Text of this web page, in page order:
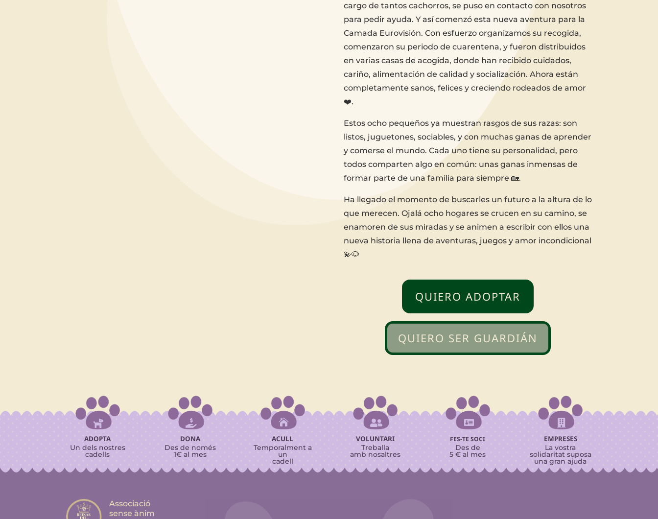
cargo de tantos cachorros, se puso en contacto con nosotros
para pedir ayuda. Y así comenzó esta nueva aventura para la
Camada Eurovisión. Con esfuerzo organizamos su recogida,
comenzaron su periodo de cuarentena, y fueron distribuidos
en varias casas de acogida, donde han recibido cuidados,
cariño, alimentación de calidad y socialización. Ahora están
completamente sanos, felices y creciendo rodeados de amor
❤️.
Estos ocho pequeños ya muestran rasgos de sus razas: son
listos, juguetones, sociables, y con muchas ganas de aprender
y comerse el mundo. Cada uno tiene su personalidad, pero
todos comparten algo en común: unas ganas inmensas de
formar parte de una familia para siempre 🏡.
Ha llegado el momento de buscarles un futuro a la altura de lo
que merecen. Ojalá ocho hogares se crucen en su camino, se
enamoren de sus miradas y se animen a escribir con ellos una
nueva historia llena de aventuras, juegos y amor incondicional
💫🐶
QUIERO ADOPTAR
QUIERO SER GUARDIÁN

ADOPTA
Un dels nostres
cadells

DONA
Des de només
1€ al mes

ACULL
Temporalment a
un
cadell

VOLUNTARI
Treballa
amb nosaltres

FES-TE SOCI
Des de
5 € al mes

EMPRESES
La vostra
solidaritat suposa
una gran ajuda
Associació
sense ànim